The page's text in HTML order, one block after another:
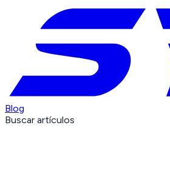
Blog
Buscar artículos